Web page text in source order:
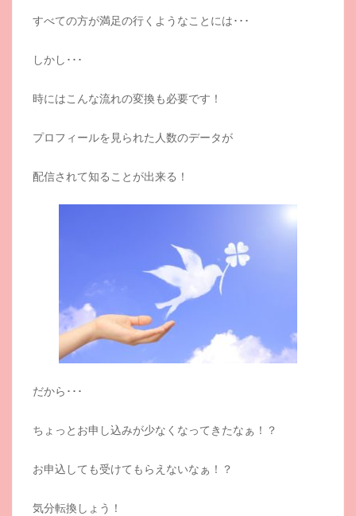
すべての方が満足の行くようなことには･･･
しかし･･･
時にはこんな流れの変換も必要です！
プロフィールを見られた人数のデータが
配信されて知ることが出来る！
だから･･･
ちょっとお申し込みが少なくなってきたなぁ！？
お申込しても受けてもらえないなぁ！？
気分転換しょう！